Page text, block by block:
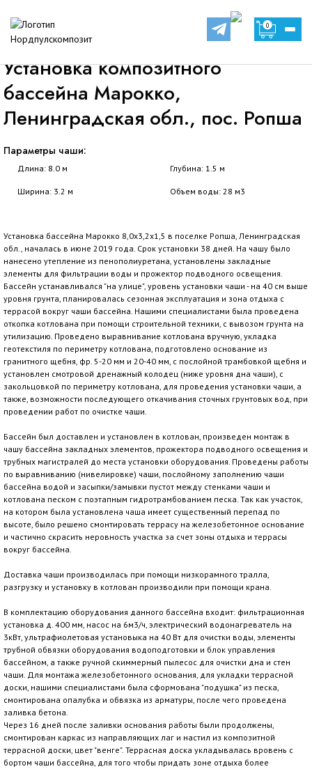
0
Установка композитного бассейна Марокко, Ленинградская обл., пос.
Ропша
Установка композитного
бассейна Марокко,
Ленинградская обл., пос. Ропша
Параметры чаши:
Длина: 8.0 м Глубина: 1.5 м
Ширина: 3.2 м Объем воды: 28 м3
Установка бассейна Марокко 8,0х3,2х1,5 в поселке Ропша, Ленинградская
обл., началась в июне 2019 года. Срок установки 38 дней. На чашу было
нанесено утепление из пенополиуретана, установлены закладные
элементы для фильтрации воды и прожектор подводного освещения.
Бассейн устанавливался "на улице", уровень установки чаши - на 40 см выше
уровня грунта, планировалась сезонная эксплуатация и зона отдыха с
террасой вокруг чаши бассейна. Нашими специалистами была проведена
откопка котлована при помощи строительной техники, с вывозом грунта на
утилизацию. Проведено выравнивание котлована вручную, укладка
геотекстиля по периметру котлована, подготовлено основание из
гранитного щебня, фр. 5-20 мм и 20-40 мм, с послойной трамбовкой щебня и
установлен смотровой дренажный колодец (ниже уровня дна чаши), с
закольцовкой по периметру котлована, для проведения установки чаши, а
также, возможности последующего откачивания сточных грунтовых вод, при
проведении работ по очистке чаши.
Бассейн был доставлен и установлен в котлован, произведен монтаж в
чашу бассейна закладных элементов, прожектора подводного освещения и
трубных магистралей до места установки оборудования. Проведены работы
по выравниванию (нивелировке) чаши, послойному заполнению чаши
бассейна водой и засыпки/замывки пустот между стенками чаши и
котлована песком с поэтапным гидротрамбованием песка. Так как участок,
на котором была установлена чаша имеет существенный перепад по
высоте, было решено смонтировать террасу на железобетонное основание
и частично скрасить неровность участка за счет зоны отдыха и террасы
вокруг бассейна.
Доставка чаши производилась при помощи низкорамного тралла,
разгрузку и установку в котлован производили при помощи крана.
В комплектацию оборудования данного бассейна входит: фильтрационная
установка д. 400 мм, насос на 6м3/ч, электрический водонагреватель на
3кВт, ультрафиолетовая установыка на 40 Вт для очистки воды, элементы
трубной обвязки оборудования водоподготовки и блок управления
бассейном, а также ручной скиммерный пылесос для очистки дна и стен
чаши. Для монтажа железобетонного основания, для укладки террасной
доски, нашими специалистами была сформована "подушка" из песка,
смонтирована опалубка и обвязка из арматуры, после чего проведена
заливка бетона.
Через 16 дней после заливки основания работы были продолжены,
смонтирован каркас из направляющих лаг и настил из композитной
террасной доски, цвет "венге". Террасная доска укладывалась вровень с
бортом чаши бассейна, для того чтобы придать зоне отдыха более